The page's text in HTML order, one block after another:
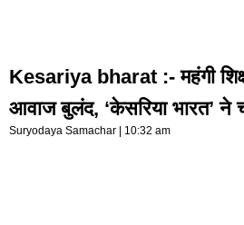
Kesariya bharat :- महंगी
आवाज बुलंद, ‘केसरिया भारत’ ने
Suryodaya Samachar 10:32 am